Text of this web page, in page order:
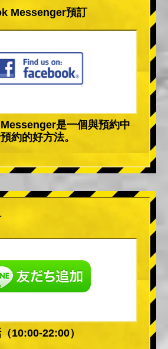
Messenger預訂
是一個與預約中
約的好方法。
10:00-22:00）